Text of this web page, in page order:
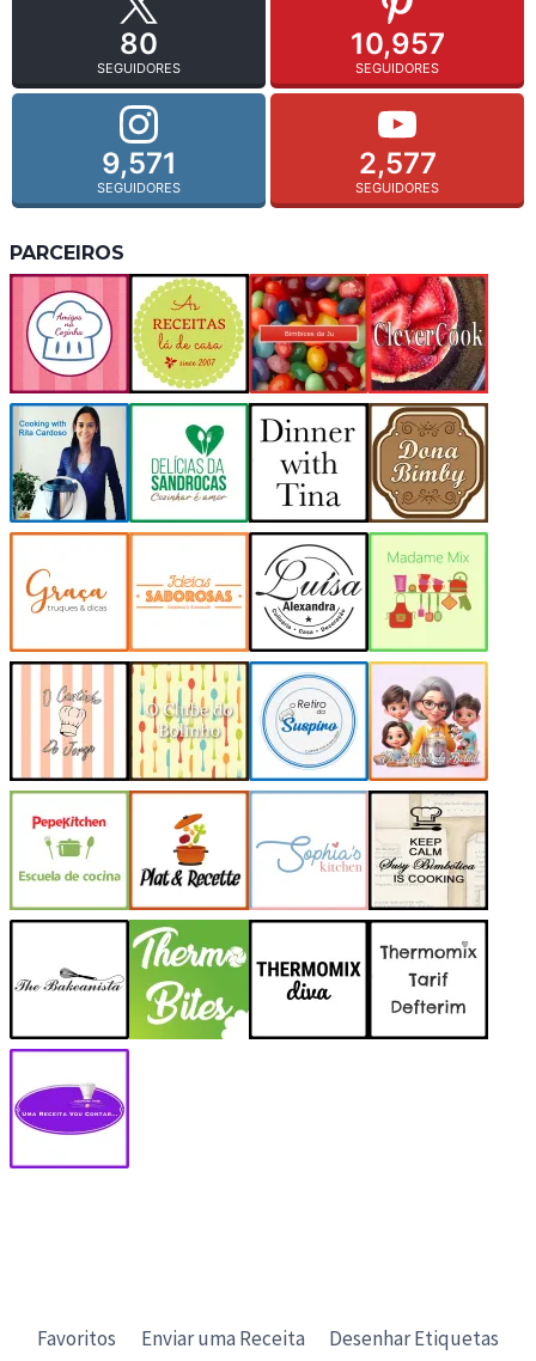
80
SEGUIDORES
10,957
SEGUIDORES
9,571
SEGUIDORES
2,577
SEGUIDORES
PARCEIROS
Favoritos Enviar uma Receita Desenhar Etiquetas